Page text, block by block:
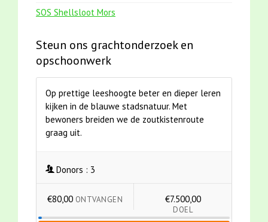
SOS Shellsloot Mors
Steun ons grachtonderzoek en
opschoonwerk
Op prettige leeshoogte beter en dieper leren
kijken in de blauwe stadsnatuur. Met
bewoners breiden we de zoutkistenroute
graag uit.
Donors : 3
€80,00 ONTVANGEN €7.500,00
DOEL